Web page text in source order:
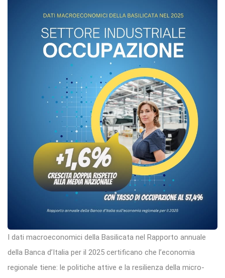
I dati macroeconomici della Basilicata nel Rapporto annuale
della Banca d’Italia per il 2025 certificano che l’economia
regionale tiene: le politiche attive e la resilienza della micro-